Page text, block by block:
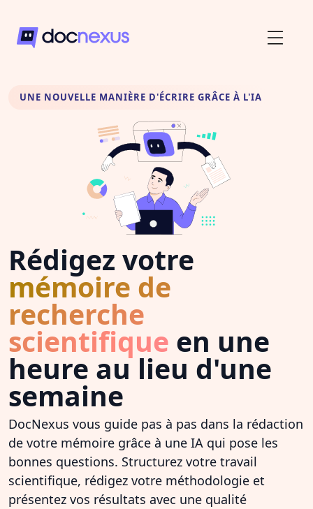
UNE NOUVELLE MANIÈRE D'ÉCRIRE GRÂCE À L'IA
Rédigez votre
mémoire de
recherche
scientifique en une
heure au lieu d'une
semaine
DocNexus vous guide pas à pas dans la rédaction
de votre mémoire grâce à une IA qui pose les
bonnes questions. Structurez votre travail
scientifique, rédigez votre méthodologie et
présentez vos résultats avec une qualité